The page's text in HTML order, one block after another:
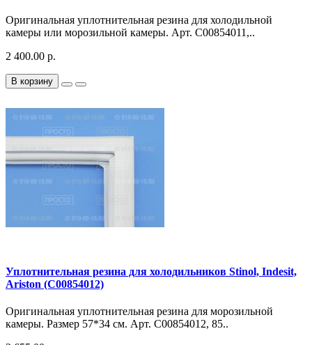
Оригинальная уплотнительная резина для холодильной
камеры или морозильной камеры. Арт. C00854011,..
2 400.00 р.
В корзину
Уплотнительная резина для холодильников Stinol, Indesit,
Ariston (C00854012)
Оригинальная уплотнительная резина для морозильной
камеры. Размер 57*34 см. Арт. C00854012, 85..